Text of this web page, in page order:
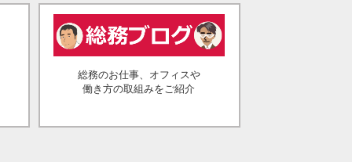
総務のお仕事、オフィスや
働き方の取組みをご紹介